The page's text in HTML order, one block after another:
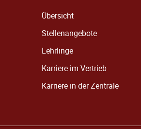
Übersicht
Stellenangebote
Lehrlinge
Karriere im Vertrieb
Karriere in der Zentrale